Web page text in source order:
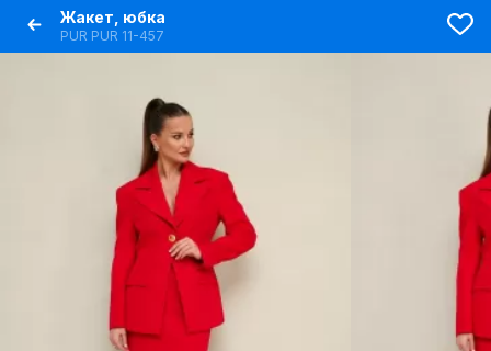
Жакет, юбка
PUR PUR 11-457